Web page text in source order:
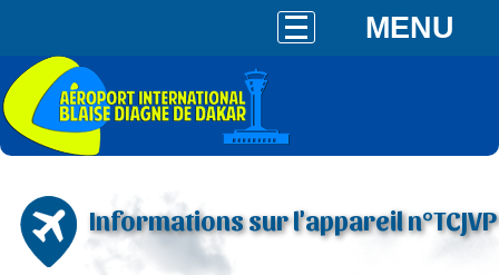
MENU
Informations sur l'appareil n°TCJVP